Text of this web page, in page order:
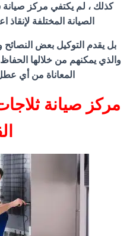
كذلك ، لم يكتفي مركز
الصيانة المختلفة
بل يقدم التوكيل بعض النصائح
والذي يمكنهم من خلالها
المعاناة من أي
مركز صيانة